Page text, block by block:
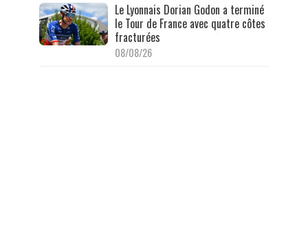
Le Lyonnais Dorian Godon a terminé
le Tour de France avec quatre côtes
fracturées
08/08/26